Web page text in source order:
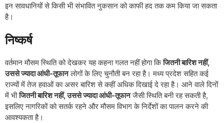
इन सावधानियों से किसी भी संभावित नुकसान को काफी हद तक कम किया जा सकता
है।
निष्कर्ष
वर्तमान मौसम स्थिति को देखकर यह कहना गलत नहीं होगा किजितनी बारिश नहीं,
उससे ज्यादा आंधी-तूफानलोगों के लिए चुनौती बन रहा है। मध्य प्रदेश सहित कई
राज्यों में तेज हवाओं का असर बारिश से कहीं अधिक दिखाई दे रहा है। आने वाले दिनों
में भीजितनी बारिश नहीं, उससे ज्यादा आंधी-तूफानजैसी स्थिति बनी रह सकती है,
इसलिए नागरिकों को सतर्क रहने और मौसम विभाग के निर्देशों का पालन करने की
आवश्यकता है।